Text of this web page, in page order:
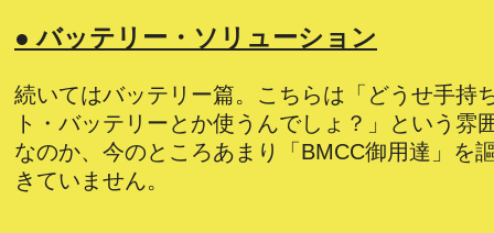
● バッテリー・ソリューション
続いてはバッテリー篇。こちらは「どうせ手持
ト・バッテリーとか使うんでしょ？」という雰
なのか、今のところあまり「BMCC御用達」を
きていません。